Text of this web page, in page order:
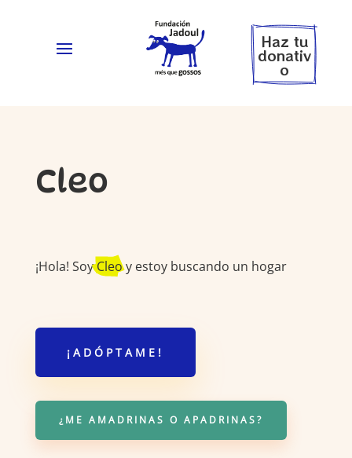
Haz tu
donativ
o
Cleo
¡Hola! SoyCleoy estoy buscando un hogar
¡ADÓPTAME!
¿ME AMADRINAS O APADRINAS?